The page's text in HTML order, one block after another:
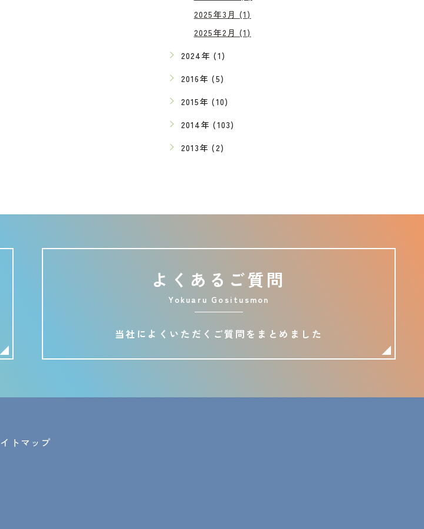
2025年3月 (1)
2025年2月 (1)
2024年 (1)
2016年 (5)
2015年 (10)
2014年 (103)
2013年 (2)
よくあるご質問
Yokuaru Gositusmon
当社によくいただくご質問をまとめました
トマップ